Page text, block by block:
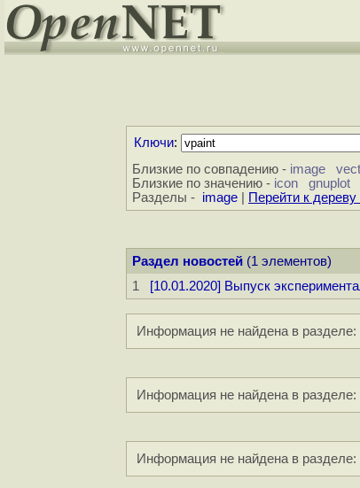
Ключи:
Близкие по совпадению - image
Близкие по значению - icon gnuplot
Разделы - image Перейти к
Раздел новостей (1 элементов)
1
[10.01.2020] Выпуск
Информация не найдена в разделе:
Информация не найдена в разделе:
Информация не найдена в разделе: